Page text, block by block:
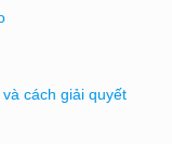
cách giải quyết